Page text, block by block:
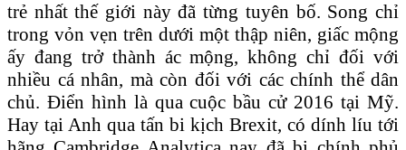
trẻ nhất thế giới này đã từng tuyên bố. Song chỉ
trong vỏn vẹn trên dưới một thập niên, giấc mộng
ấy đang trở thành ác mộng, không chỉ đối với
nhiều cá nhân, mà còn đối với các chính thể dân
chủ. Điển hình là qua cuộc bầu cử 2016 tại Mỹ.
Hay tại Anh qua tấn bi kịch Brexit, có dính líu tới